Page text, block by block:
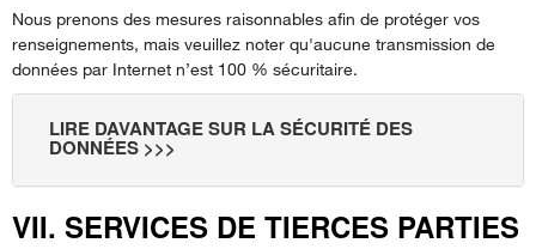
Nous prenons des mesures raisonnables afin de protéger vos
renseignements, mais veuillez noter qu'aucune transmission de
données par Internet n’est 100 % sécuritaire.
LIRE DAVANTAGE SUR LA SÉCURITÉ DES
DONNÉES >>>
VII. SERVICES DE TIERCES PARTIES